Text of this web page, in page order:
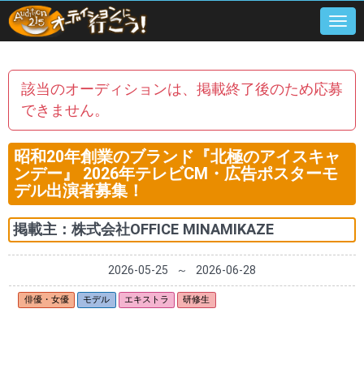
該当のオーディションは、掲載終了後のため応募
できません。
昭和20年創業のブランド『北極のアイスキャ
ンデー』 2026年テレビCM・広告ポスターモ
デル出演者募集！
掲載主： 株式会社OFFICE MINAMIKAZE
2026-05-25 ～ 2026-06-28
俳優・女優 モデル エキストラ 研修生